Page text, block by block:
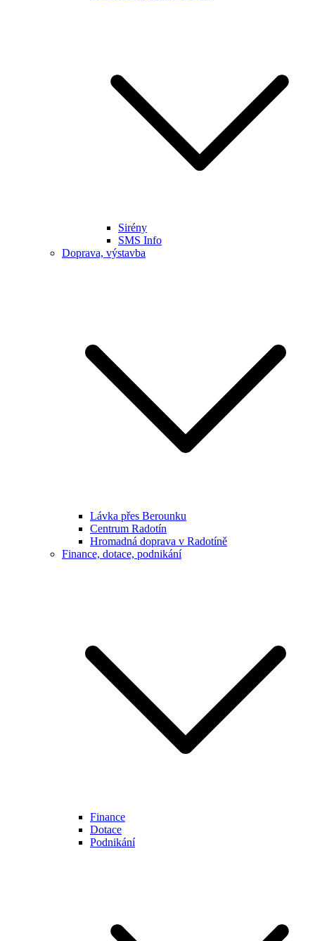
Sirény
SMS Info
Doprava, výstavba
Lávka přes Berounku
Centrum Radotín
Hromadná doprava v Radotíně
Finance, dotace, podnikání
Finance
Dotace
Podnikání